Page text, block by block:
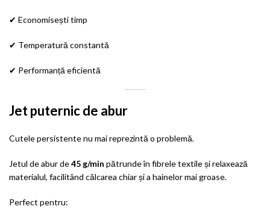
✔ Economisești timp
✔ Temperatură constantă
✔ Performanță eficientă
Jet puternic de abur
Cutele persistente nu mai reprezintă o problemă.
Jetul de abur de45 g/min pătrunde în fibrele textile și relaxează
materialul, facilitând călcarea chiar și a hainelor mai groase.
Perfect pentru: